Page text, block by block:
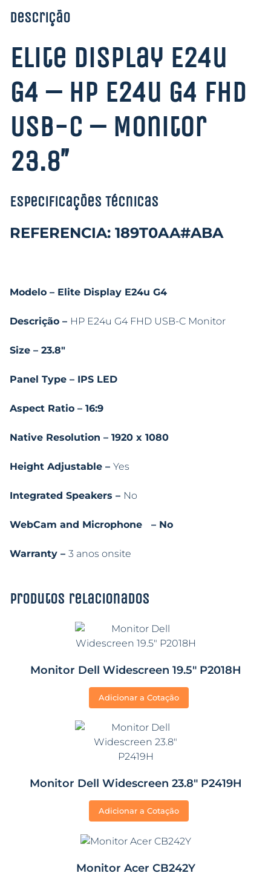
Descrição
Elite Display E24u
G4 – HP E24u G4 FHD
USB-C – Monitor
23.8″
Especificações Técnicas
REFERENCIA: 189T0AA#ABA
Modelo – Elite Display E24u G4
Descrição – HP E24u G4 FHD USB-C Monitor
Size – 23.8″
Panel Type – IPS LED
Aspect Ratio – 16:9
Native Resolution – 1920 x 1080
Height Adjustable – Yes
Integrated Speakers – No
WebCam and Microphone – No
Warranty – 3 anos onsite
Produtos relacionados
Monitor Dell Widescreen 19.5″ P2018H
Adicionar a Cotação
Monitor Dell Widescreen 23.8″ P2419H
Adicionar a Cotação
Monitor Acer CB242Y